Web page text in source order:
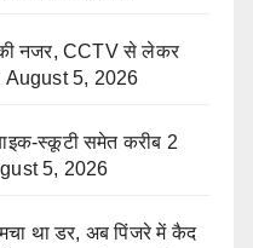
की नजर, CCTV से लेकर
August 5, 2026
स्कूटी समेत करीब 2
5, 2026
था डर, अब पिंजरे में कैद